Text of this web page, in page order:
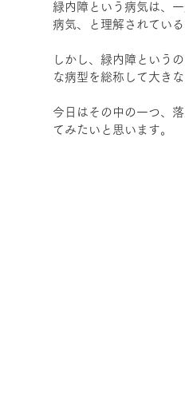
緑内障という病気は、
病気、と理解されてい
しかし、緑内障という
な病型を総称して大き
今日はその中の一つ、
てみたいと思います。